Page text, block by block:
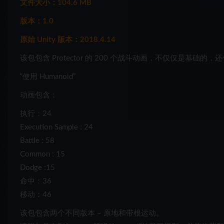
文件大小：104.6 MB
版本：1.0
原始 Unity 版本：2018.4.14
该包包含 Protector 的 200 个战斗动画，不仅仅是基础的，还
“使用 Humanoid”
动画包含：
执行：24
Execution Sample : 24
Battle : 58
Common : 15
Dodge :15
命中：36
移动：46
该包包含两个不同版本 – 原地和带根运动。